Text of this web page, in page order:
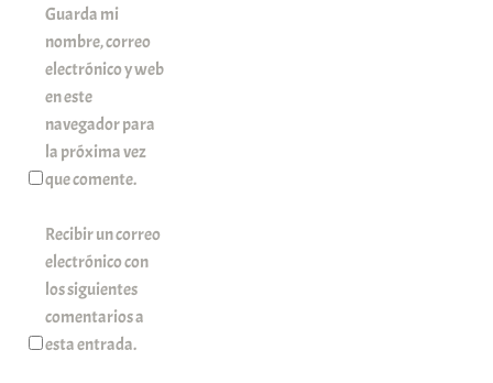
Guarda mi
nombre, correo
electrónico y web
en este
navegador para
la próxima vez
que comente.
Recibir un correo
electrónico con
los siguientes
comentarios a
esta entrada.